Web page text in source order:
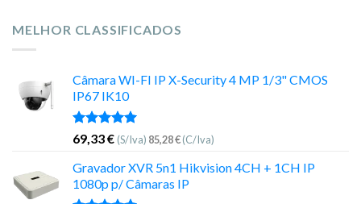
MELHOR CLASSIFICADOS
Câmara WI-FI IP X-Security 4 MP 1/3" CMOS
IP67 IK10
Avaliação
5.00
de 5
69,33€ (S/Iva) 85,28€(C/Iva)
Gravador XVR 5n1 Hikvision 4CH + 1CH IP
1080p p/ Câmaras IP